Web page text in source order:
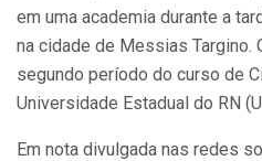
em uma academia durante a
na cidade de Messias Targino.
segundo período do curso de
Universidade Estadual do RN
Em nota divulgada nas redes